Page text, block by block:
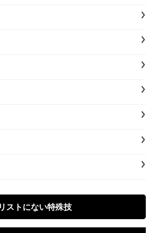
ストにない特殊技